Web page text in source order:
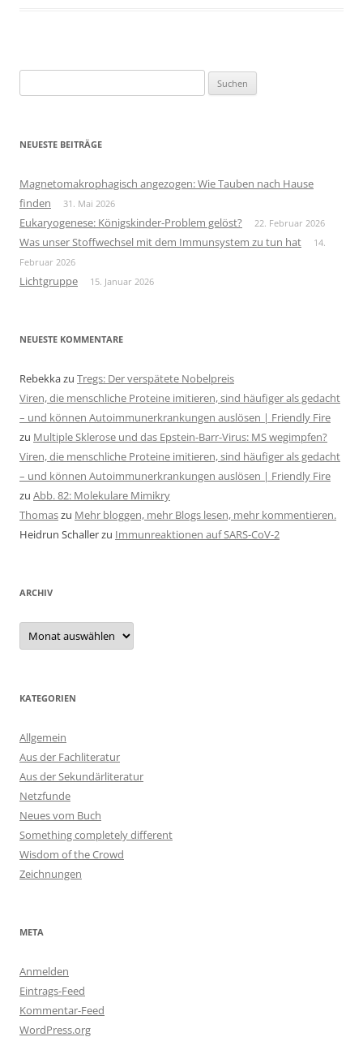
nach:
NEUESTE BEITRÄGE
Magnetomakrophagisch angezogen: Wie Tauben nach Hause
finden
31. Mai 2026
Eukaryogenese: Königskinder-Problem gelöst? 22. Februar 2026
Was unser Stoffwechsel mit dem Immunsystem zu tun hat
14.
Februar 2026
Lichtgruppe 15. Januar 2026
NEUESTE KOMMENTARE
Rebekkazu Tregs: Der verspätete Nobelpreis
Viren, die menschliche Proteine imitieren, sind häufiger als gedacht
– und können Autoimmunerkrankungen auslösen | Friendly Fire
zu Multiple Sklerose und das Epstein-Barr-Virus: MS wegimpfen?
Viren, die menschliche Proteine imitieren, sind häufiger als gedacht
– und können Autoimmunerkrankungen auslösen | Friendly Fire
zu Abb. 82: Molekulare Mimikry
Thomaszu Mehr bloggen, mehr Blogs lesen, mehr kommentieren.
Heidrun Schallerzu Immunreaktionen auf SARS-CoV-2
ARCHIV
Archiv
KATEGORIEN
Allgemein
Aus der Fachliteratur
Aus der Sekundärliteratur
Netzfunde
Neues vom Buch
Something completely different
Wisdom of the Crowd
Zeichnungen
META
Anmelden
Eintrags-Feed
Kommentar-Feed
WordPress.org